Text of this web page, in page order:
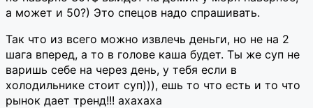
а может и 50?) Это спецов надо спрашивать.
Так что из всего можно извлечь деньги, но не на 2
шага вперед, а то в голове каша будет. Ты же суп не
варишь себе на через день, у тебя если в
холодильнике стоит суп))), ешь то что есть и то что
рынок дает тренд!!! ахахаха